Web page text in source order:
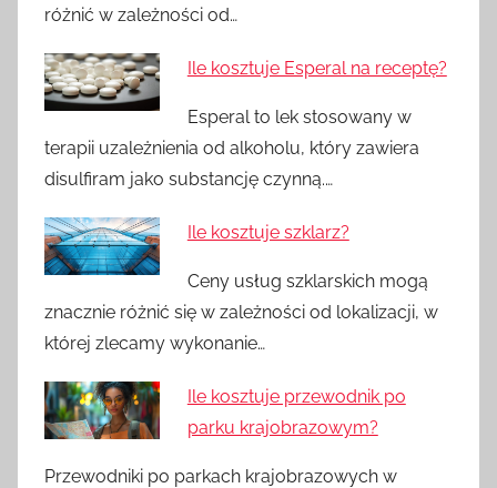
różnić w zależności od…
Ile kosztuje Esperal na receptę?
Esperal to lek stosowany w
terapii uzależnienia od alkoholu, który zawiera
disulfiram jako substancję czynną.…
Ile kosztuje szklarz?
Ceny usług szklarskich mogą
znacznie różnić się w zależności od lokalizacji, w
której zlecamy wykonanie…
Ile kosztuje przewodnik po
parku krajobrazowym?
Przewodniki po parkach krajobrazowych w